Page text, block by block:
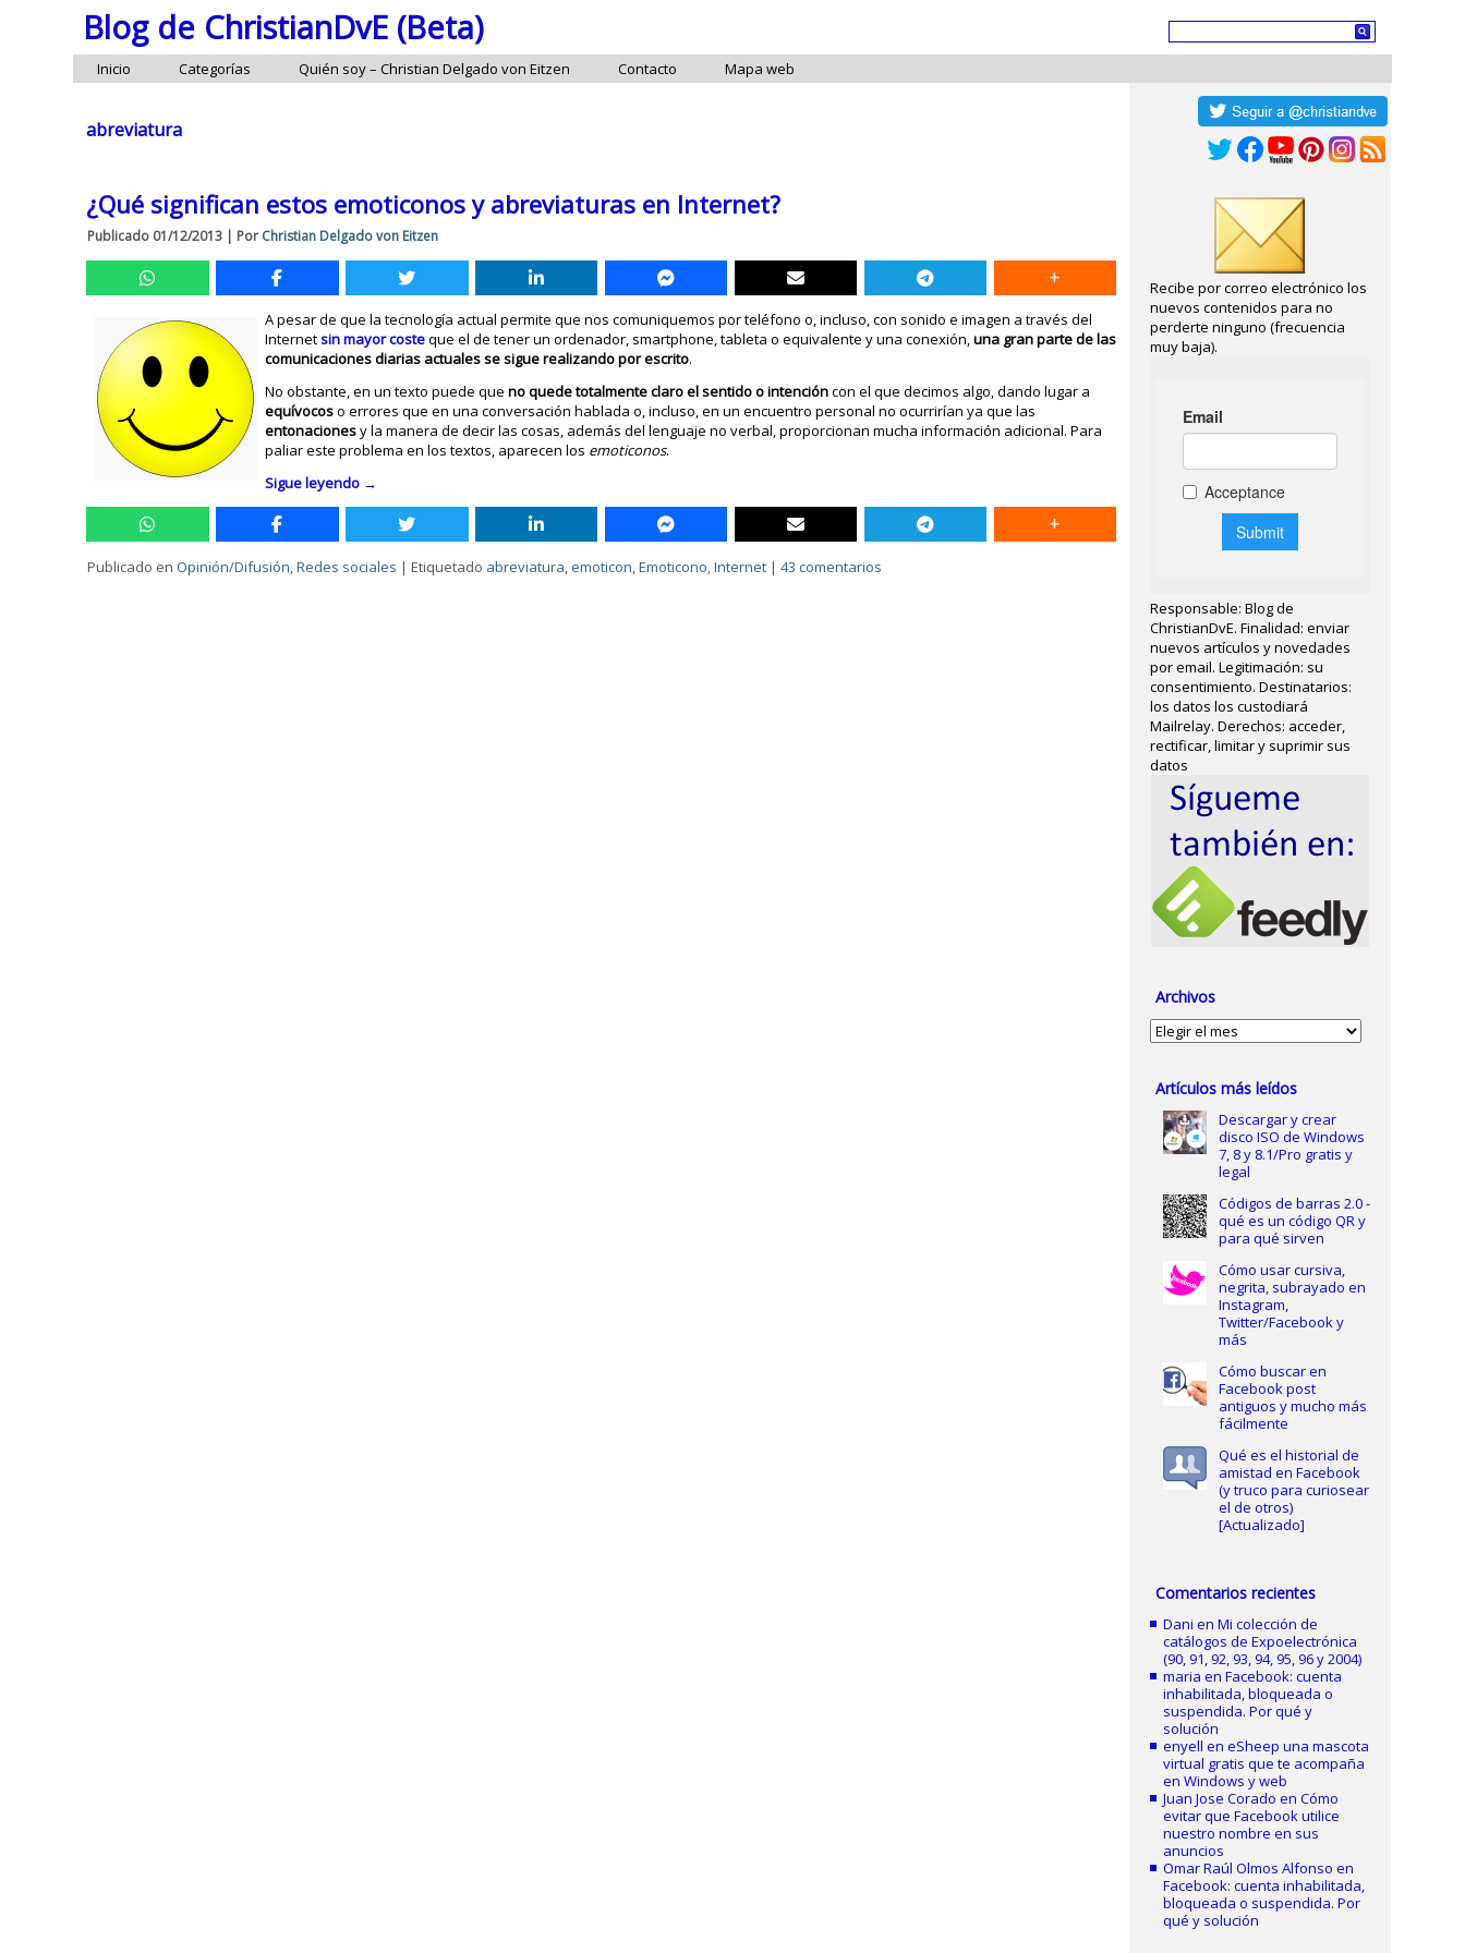
Blog de ChristianDvE (Beta)
Inicio Categorías Quién soy – Christian Delgado von Eitzen Contacto Mapa web
abreviatura
¿Qué significan estos emoticonos y abreviaturas en Internet?
Publicado 01/12/2013 | Por Christian Delgado von Eitzen
A pesar de que la tecnología actual permite que nos comuniquemos por teléfono o, incluso, con sonido e imagen a través del
Internetsin mayor costeque el de tener un ordenador, smartphone, tableta o equivalente y una conexión,una gran parte de las
comunicaciones diarias actuales se sigue realizando por escrito.
No obstante, en un texto puede que no quede totalmente claro el sentido o intencióncon el que decimos algo, dando lugar a
equívocoso errores que en una conversación hablada o, incluso, en un encuentro personal no ocurrirían ya que las
entonacionesy la manera de decir las cosas, además del lenguaje no verbal, proporcionan mucha información adicional. Para
paliar este problema en los textos, aparecen los emoticonos.
Sigue leyendo →
Publicado en Opinión/Difusión,Redes sociales |Etiquetado abreviatura, emoticon,Emoticono,Internet |43 comentarios
Recibe por correo electrónico los
nuevos contenidos para no
perderte ninguno (frecuencia
muy baja).
Responsable: Blog de
ChristianDvE. Finalidad: enviar
nuevos artículos y novedades
por email. Legitimación: su
consentimiento. Destinatarios:
los datos los custodiará
Mailrelay. Derechos: acceder,
rectificar, limitar y suprimir sus
datos
Archivos
Archivos
Artículos más leídos
Descargar y crear
disco ISO de Windows
7, 8 y 8.1/Pro gratis y
legal
Códigos de barras 2.0 -
qué es un código QR y
para qué sirven
Cómo usar cursiva,
negrita, subrayado en
Instagram,
Twitter/Facebook y
más
Cómo buscar en
Facebook post
antiguos y mucho más
fácilmente
Qué es el historial de
amistad en Facebook
(y truco para curiosear
el de otros)
[Actualizado]
Comentarios recientes
Dani enMi colección de
catálogos de Expoelectrónica
(90, 91, 92, 93, 94, 95, 96 y 2004)
maria enFacebook: cuenta
inhabilitada, bloqueada o
suspendida. Por qué y
solución
enyell eneSheep una mascota
virtual gratis que te acompaña
en Windows y web
Juan Jose Corado enCómo
evitar que Facebook utilice
nuestro nombre en sus
anuncios
Omar Raúl Olmos Alfonso en
Facebook: cuenta inhabilitada,
bloqueada o suspendida. Por
qué y solución